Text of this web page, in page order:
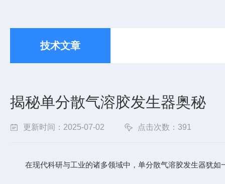
技术文章
揭秘单分散气溶胶发生器奥秘
更新时间：2025-07-02 点击次数：391
在现代科研与工业的诸多领域中，单分散气溶胶发生器犹如